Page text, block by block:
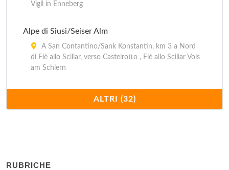
Vigil in Enneberg
Alpe di Siusi/Seiser Alm
A San Contantino/Sank Konstantin, km 3 a Nord
di Fiè allo Sciliar, verso Castelrotto , Fiè allo Sciliar Vols
am Schlern
Ad Anterselva di Sopra/Antholz , Rasun Anterselva
Via Dobbiaco 4, Brùnico/Bruneck
ALTRI (32)
RUBRICHE